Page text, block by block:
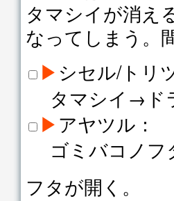
タマシイが消え
なってしまう。
▶ シセル/トリ
タマシイ→ド
▶アヤツル：
ゴミバコノフ
フタが開く。